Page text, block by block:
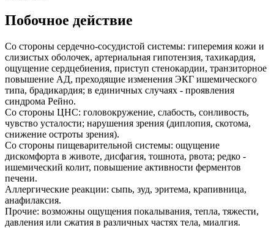
Побочное действие
Со стороны сердечно-сосудистой системы: гиперемия кожи и
слизистых оболочек, артериальная гипотензия, тахикардия,
ощущение сердцебиения, приступ стенокардии, транзиторное
повышение АД, преходящие изменения ЭКГ ишемического
типа, брадикардия; в единичных случаях - проявления
синдрома Рейно.
Со стороны ЦНС: головокружение, слабость, сонливость,
чувство усталости; нарушения зрения (диплопия, скотома,
снижение остроты зрения).
Со стороны пищеварительной системы: ощущение
дискомфорта в животе, дисфагия, тошнота, рвота; редко -
ишемический колит, повышение активности ферментов
печени.
Аллергические реакции: сыпь, зуд, эритема, крапивница,
анафилаксия.
Прочие: возможны ощущения покалывания, тепла, тяжести,
давления или сжатия в различных частях тела, миалгия.